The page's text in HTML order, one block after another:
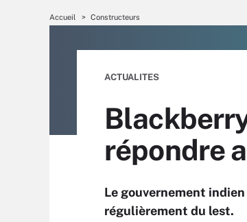
Accueil Constructeurs
ACTUALITES
répondre
Le gouvernement
régulièrement du lest.